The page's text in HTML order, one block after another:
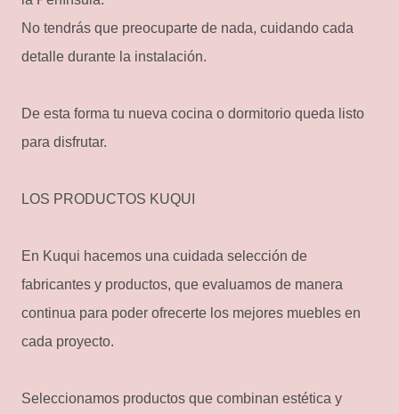
No tendrás que preocuparte de nada, cuidando cada
detalle durante la instalación.
De esta forma tu nueva cocina o dormitorio queda listo
para disfrutar.
LOS PRODUCTOS KUQUI
En Kuqui hacemos una cuidada selección de
fabricantes y productos, que evaluamos de manera
continua para poder ofrecerte los mejores muebles en
cada proyecto.
Seleccionamos productos que combinan estética y